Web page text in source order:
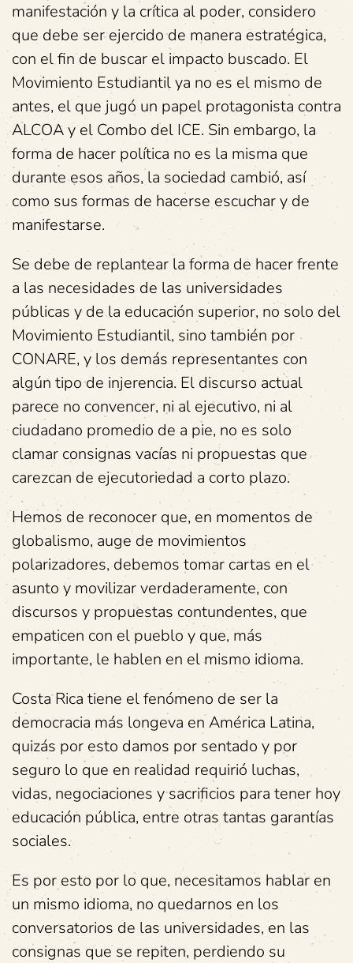
manifestación y la crítica al poder, considero
que debe ser ejercido de manera estratégica,
con el fin de buscar el impacto buscado. El
Movimiento Estudiantil ya no es el mismo de
antes, el que jugó un papel protagonista contra
ALCOA y el Combo del ICE. Sin embargo, la
forma de hacer política no es la misma que
durante esos años, la sociedad cambió, así
como sus formas de hacerse escuchar y de
manifestarse.
Se debe de replantear la forma de hacer frente
a las necesidades de las universidades
públicas y de la educación superior, no solo del
Movimiento Estudiantil, sino también por
CONARE, y los demás representantes con
algún tipo de injerencia. El discurso actual
parece no convencer, ni al ejecutivo, ni al
ciudadano promedio de a pie, no es solo
clamar consignas vacías ni propuestas que
carezcan de ejecutoriedad a corto plazo.
Hemos de reconocer que, en momentos de
globalismo, auge de movimientos
polarizadores, debemos tomar cartas en el
asunto y movilizar verdaderamente, con
discursos y propuestas contundentes, que
empaticen con el pueblo y que, más
importante, le hablen en el mismo idioma.
Costa Rica tiene el fenómeno de ser la
democracia más longeva en América Latina,
quizás por esto damos por sentado y por
seguro lo que en realidad requirió luchas,
vidas, negociaciones y sacrificios para tener hoy
educación pública, entre otras tantas garantías
sociales.
Es por esto por lo que, necesitamos hablar en
un mismo idioma, no quedarnos en los
conversatorios de las universidades, en las
consignas que se repiten, perdiendo su